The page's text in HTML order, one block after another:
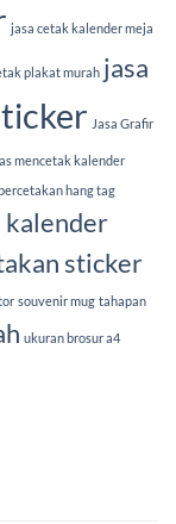
jasa cetak kalender meja
plakat murah jasa
Jasa Grafir
mencetak kalender
hang tag
kalender
sticker
souvenir mug tahapan
ukuran brosur a4